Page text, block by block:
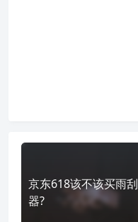
京东618该不该买雨刮
器?